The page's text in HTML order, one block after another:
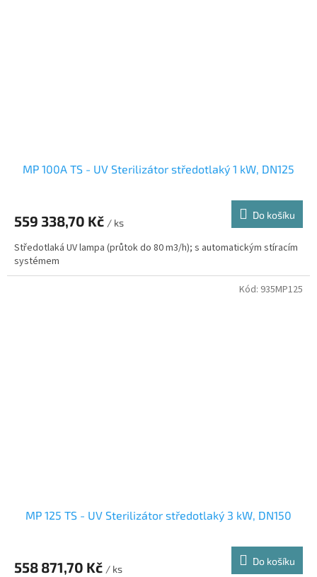
MP 100A TS - UV Sterilizátor středotlaký 1 kW, DN125
559 338,70 Kč / ks
Do košíku
Středotlaká UV lampa (průtok do 80 m3/h); s automatickým stíracím
systémem
MP 125 TS - UV Sterilizátor středotlaký 3 kW, DN150
558 871,70 Kč / ks
Do košíku
Kód: 935MP125